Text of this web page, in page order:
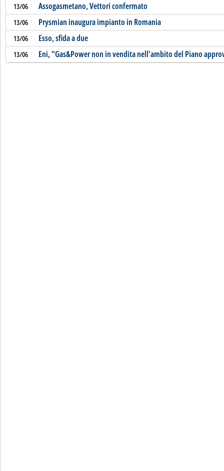
13/06 Assogasmetano, Vettori confermato
13/06 Prysmian inaugura impianto in Romania
13/06 Esso, sfida a due
13/06 Eni, "Gas&Power non in vendita nell'ambito del Piano